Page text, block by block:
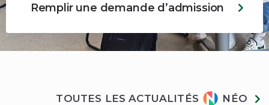
Remplir une demande d’admission
Actualités
TOUTES LES ACTUALITÉS NÉO